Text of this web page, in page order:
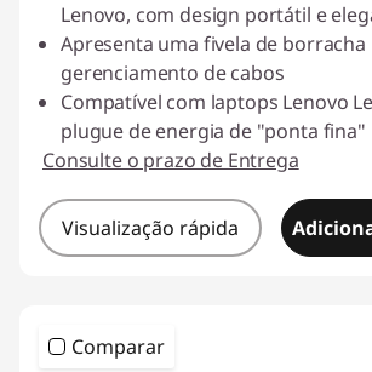
Lenovo, com design portátil e
Apresenta uma fivela de
gerenciamento de cabos
Compatível com laptops Lenovo
plugue de energia de "ponta
Consulte o prazo de Entrega
Visualização rápida
Comparar